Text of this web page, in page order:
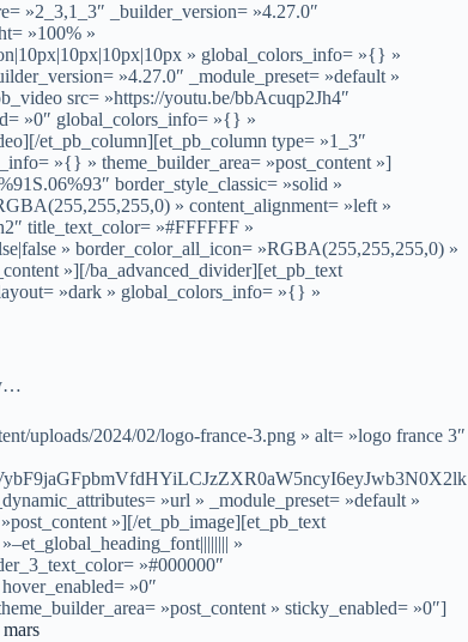
»2_3,1_3″ _builder_version= »4.27.0″
»100% »
» global_colors_info= »{} »
»4.27.0″ _module_preset= »default »
src= »https://youtu.be/bbAcuqp2Jh4″
»0″ global_colors_info= »{} »
et_pb_column][et_pb_column type= »1_3″
»{} » theme_builder_area= »post_content »]
border_style_classic= »solid »
» content_alignment= »left »
title_text_color= »#FFFFFF »
» border_color_all_icon= »RGBA(255,255,255,0) »
»][/ba_advanced_divider][et_pb_text
»dark » global_colors_info= »{} »
uploads/2024/02/logo-france-3.png » alt= »logo france 3″
»url » _module_preset= »default »
»][/et_pb_image][et_pb_text
»
»#000000″
»0″
»post_content » sticky_enabled= »0″]